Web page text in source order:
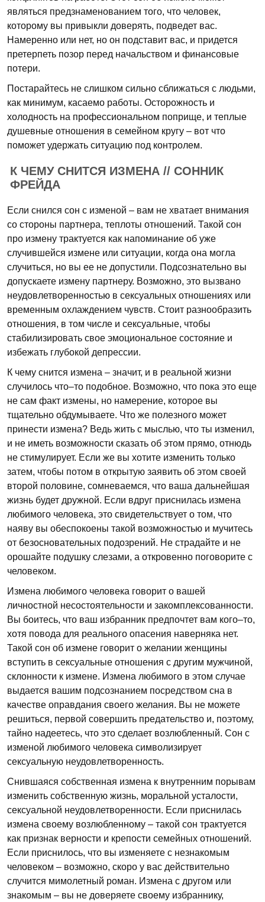
являться предзнаменованием того, что человек,
которому вы привыкли доверять, подведет вас.
Намеренно или нет, но он подставит вас, и придется
претерпеть позор перед начальством и финансовые
потери.
Постарайтесь не слишком сильно сближаться с людьми,
как минимум, касаемо работы. Осторожность и
холодность на профессиональном поприще, и теплые
душевные отношения в семейном кругу – вот что
поможет удержать ситуацию под контролем.
К ЧЕМУ СНИТСЯ ИЗМЕНА // СОННИК
ФРЕЙДА
Если снился сон с изменой – вам не хватает внимания
со стороны партнера, теплоты отношений. Такой сон
про измену трактуется как напоминание об уже
случившейся измене или ситуации, когда она могла
случиться, но вы ее не допустили. Подсознательно вы
допускаете измену партнеру. Возможно, это вызвано
неудовлетворенностью в сексуальных отношениях или
временным охлаждением чувств. Стоит разнообразить
отношения, в том числе и сексуальные, чтобы
стабилизировать свое эмоциональное состояние и
избежать глубокой депрессии.
К чему снится измена – значит, и в реальной жизни
случилось что–то подобное. Возможно, что пока это еще
не сам факт измены, но намерение, которое вы
тщательно обдумываете. Что же полезного может
принести измена? Ведь жить с мыслью, что ты изменил,
и не иметь возможности сказать об этом прямо, отнюдь
не стимулирует. Если же вы хотите изменить только
затем, чтобы потом в открытую заявить об этом своей
второй половине, сомневаемся, что ваша дальнейшая
жизнь будет дружной. Если вдруг приснилась измена
любимого человека, это свидетельствует о том, что
наяву вы обеспокоены такой возможностью и мучитесь
от безосновательных подозрений. Не страдайте и не
орошайте подушку слезами, а откровенно поговорите с
человеком.
Измена любимого человека говорит о вашей
личностной несостоятельности и закомплексованности.
Вы боитесь, что ваш избранник предпочтет вам кого–то,
хотя повода для реального опасения наверняка нет.
Такой сон об измене говорит о желании женщины
вступить в сексуальные отношения с другим мужчиной,
склонности к измене. Измена любимого в этом случае
выдается вашим подсознанием посредством сна в
качестве оправдания своего желания. Вы не можете
решиться, первой совершить предательство и, поэтому,
тайно надеетесь, что это сделает возлюбленный. Сон с
изменой любимого человека символизирует
сексуальную неудовлетворенность.
Снившаяся собственная измена к внутренним порывам
изменить собственную жизнь, моральной усталости,
сексуальной неудовлетворенности. Если приснилась
измена своему возлюбленному – такой сон трактуется
как признак верности и крепости семейных отношений.
Если приснилось, что вы изменяете с незнакомым
человеком – возможно, скоро у вас действительно
случится мимолетный роман. Измена с другом или
знакомым – вы не доверяете своему избраннику,